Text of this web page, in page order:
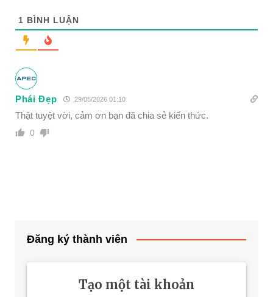
1 BÌNH LUẬN
Phái Đẹp 29/05/2026 01:10
Thật tuyệt vời, cảm ơn bạn đã chia sẻ kiến thức.
0
Đăng ký thành viên
Tạo một tài khoản